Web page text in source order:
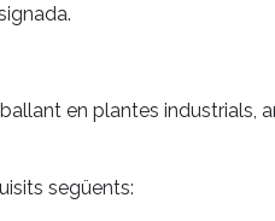
en plantes industrials,
següents: